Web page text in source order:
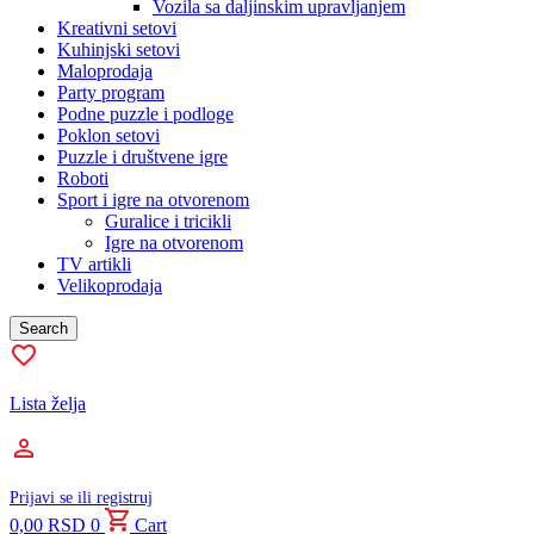
Vozila sa daljinskim upravljanjem
Kreativni setovi
Kuhinjski setovi
Maloprodaja
Party program
Podne puzzle i podloge
Poklon setovi
Puzzle i društvene igre
Roboti
Sport i igre na otvorenom
Guralice i tricikli
Igre na otvorenom
TV artikli
Velikoprodaja
Search
Lista želja
Prijavi se ili registruj
0,00 RSD 0 Cart